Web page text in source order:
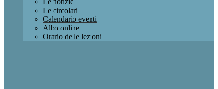
Le notizie
Le circolari
Calendario eventi
Albo online
Orario delle lezioni